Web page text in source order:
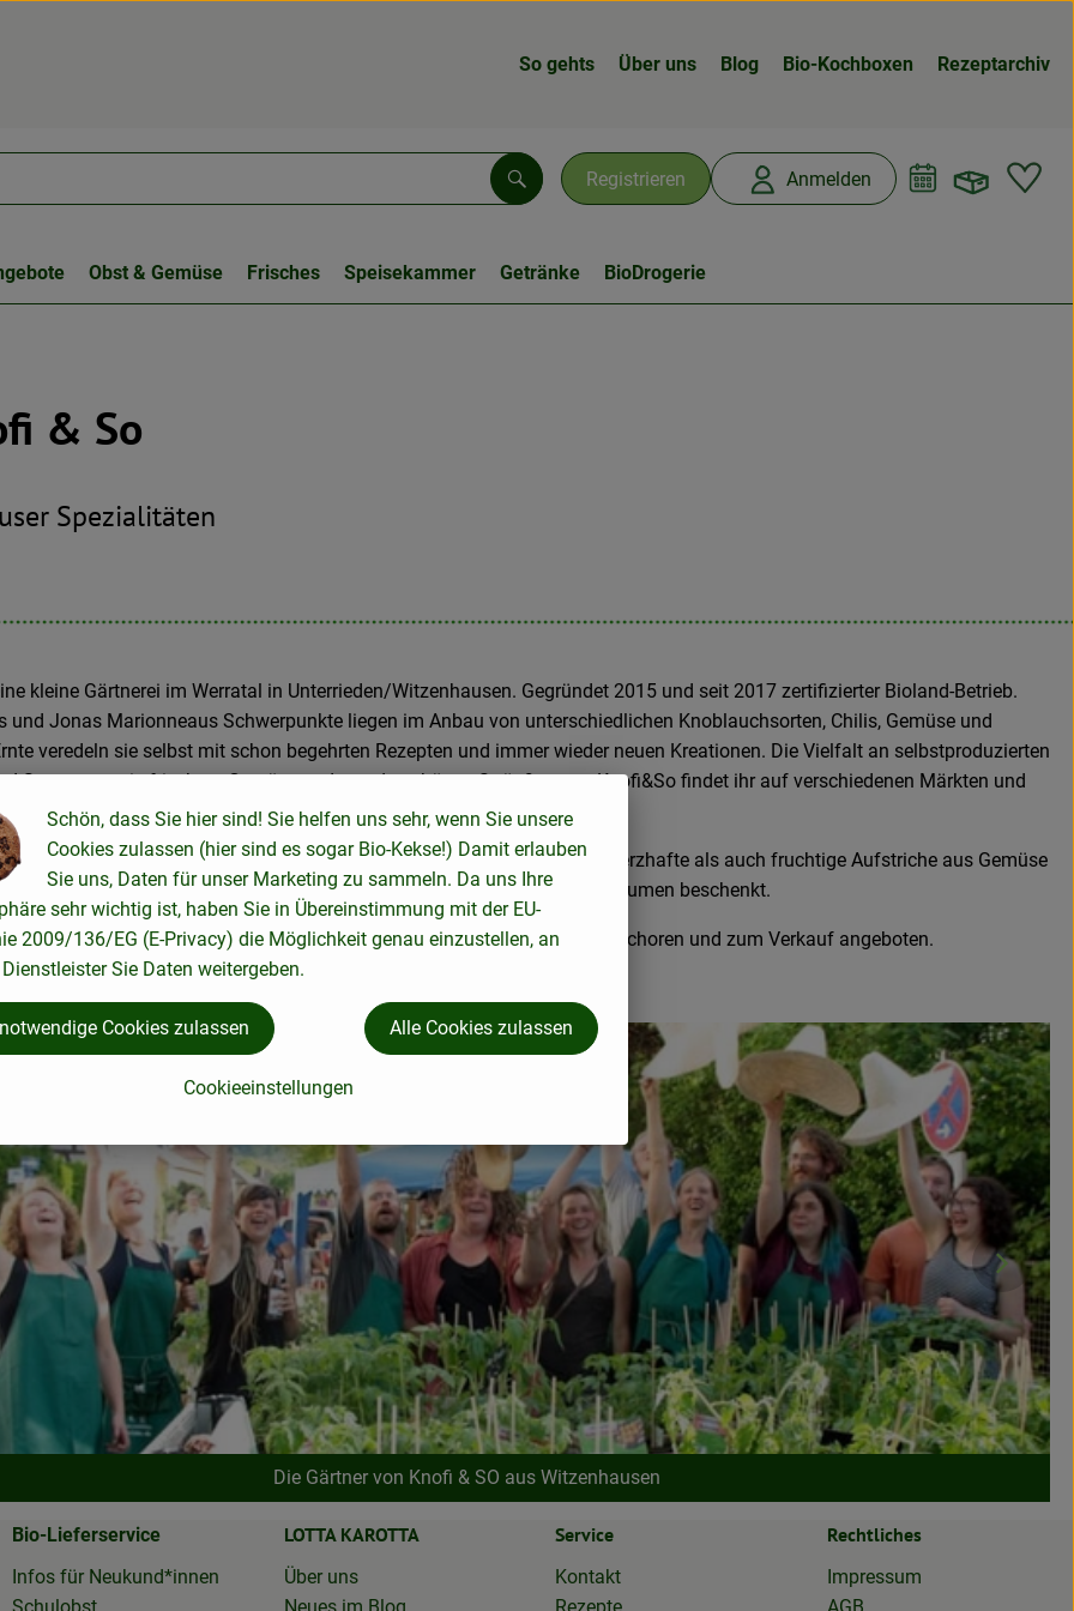
So gehts Über uns Blog Bio-Kochboxen Rezeptarchiv
Registrieren Anmelden
Suchen
Obst & Gemüse Frisches Speisekammer Getränke BioDrogerie
& So
Spezialitäten
kleine Gärtnerei im Werratal in Unterrieden/Witzenhausen. Gegründet 2015 und seit 2017 zertifizierter Bioland-Betrieb.
und Jonas Marionneaus Schwerpunkte liegen im Anbau von unterschiedlichen Knoblauchsorten, Chilis, Gemüse und
veredeln sie selbst mit schon begehrten Rezepten und immer wieder neuen Kreationen. Die Vielfalt an selbstproduzierten
Saucen, sowie frischem Gemüse und wunderschönen Sträußen von Knofi&So findet ihr auf verschiedenen Märkten und
Z.B.auf dem Witzenhäuser und Göttinger Wochenmarkt.
im Aioli, brennend scharfe Chiligemische oder sowohl herzhafte als auch fruchtige Aufstriche aus Gemüse
kommt vom eigenen Hof. Auch Auge und Nase werden mit den bunten Blumen beschenkt.
leben auf den Wiesen drum herum, sie weiden und ihre Felle werden geschoren und zum Verkauf angeboten.
Lotta Karotta
Die Gärtner von Knofi & SO aus Witzenhausen
Bio-Lieferservice
Infos für Neukund*innen
LOTTA KAROTTA
Über uns
Service
Kontakt
Rechtliches
Impressum
Schön, dass Sie hier sind! Sie helfen uns sehr, wenn Sie unsere
Cookies zulassen (hier sind es sogar Bio-Kekse!) Damit erlauben
Sie uns, Daten für unser Marketing zu sammeln. Da uns Ihre
sehr wichtig ist, haben Sie in Übereinstimmung mit der EU-
2009/136/EG (E-Privacy) die Möglichkeit genau einzustellen, an
Sie Daten weitergeben.
Cookieeinstellungen
Cookies zulassen Alle Cookies zulassen